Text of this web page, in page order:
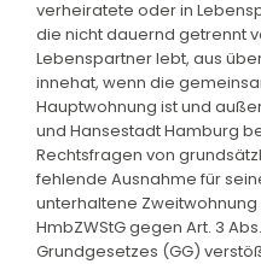
verheiratete oder in
die nicht dauernd getrennt
Lebenspartner lebt, aus
innehat, wenn die
Hauptwohnung ist und
und Hansestadt Hamburg
Rechtsfragen von
fehlende Ausnahme für
unterhaltene Zweitwohnung
HmbZWStG gegen Art. 3 Abs.
Grundgesetzes (GG)